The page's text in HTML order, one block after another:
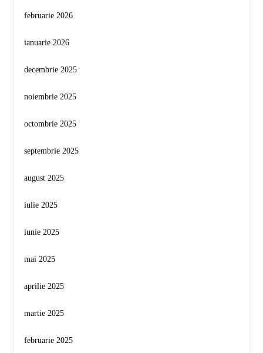
februarie 2026
ianuarie 2026
decembrie 2025
noiembrie 2025
octombrie 2025
septembrie 2025
august 2025
iulie 2025
iunie 2025
mai 2025
aprilie 2025
martie 2025
februarie 2025